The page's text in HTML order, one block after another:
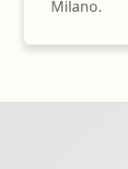
Milano.